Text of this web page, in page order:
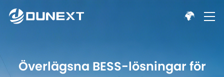
Överlägsna BESS-lösningar för